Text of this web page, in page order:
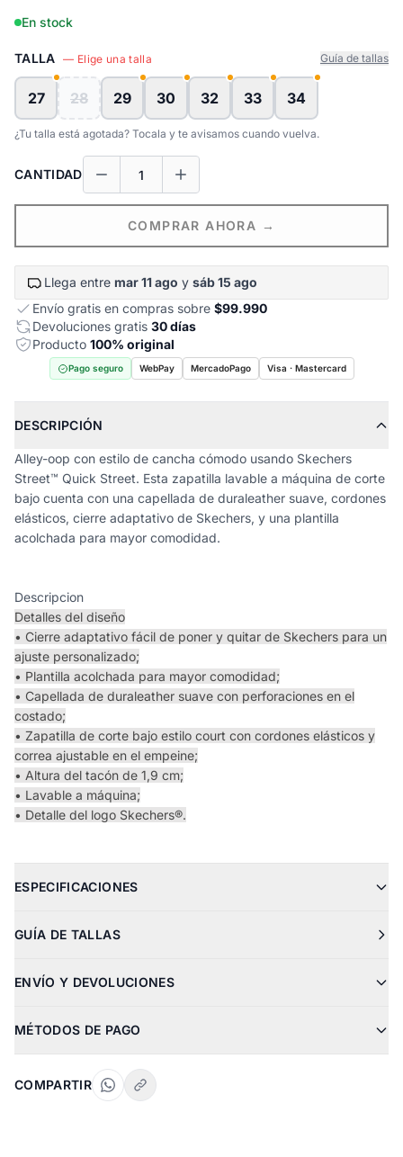
En stock
TALLA — Elige una talla Guía de tallas
27 28 29 30 32 33 34
¿Tu talla está agotada? Tocala y te avisamos cuando vuelva.
CANTIDAD
COMPRAR AHORA →
Llega entre mar 11 ago y sáb 15 ago
Envío gratis en compras sobre $99.990
Devoluciones gratis 30 días
Producto 100% original
Pago seguro WebPay MercadoPago Visa · Mastercard
DESCRIPCIÓN
Alley-oop con estilo de cancha cómodo usando Skechers
Street™ Quick Street. Esta zapatilla lavable a máquina de corte
bajo cuenta con una capellada de duraleather suave, cordones
elásticos, cierre adaptativo de Skechers, y una plantilla
acolchada para mayor comodidad.
Descripcion
Detalles del diseño
• Cierre adaptativo fácil de poner y quitar de Skechers para un
ajuste personalizado;
• Plantilla acolchada para mayor comodidad;
• Capellada de duraleather suave con perforaciones en el
costado;
• Zapatilla de corte bajo estilo court con cordones elásticos y
correa ajustable en el empeine;
• Altura del tacón de 1,9 cm;
• Lavable a máquina;
• Detalle del logo Skechers®.
ESPECIFICACIONES
GUÍA DE TALLAS
ENVÍO Y DEVOLUCIONES
MÉTODOS DE PAGO
COMPARTIR